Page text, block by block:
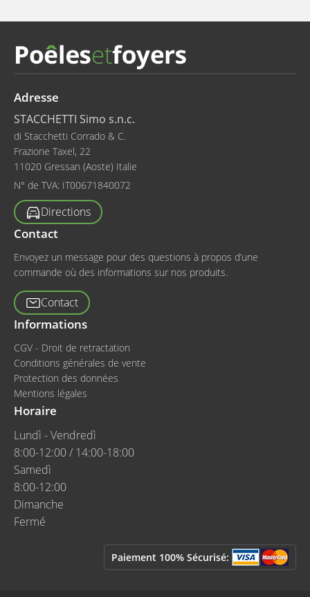
Adresse
STACCHETTI Simo s.n.c.
di Stacchetti Corrado & C.
Frazione Taxel, 22
11020 Gressan (Aoste) Italie
N° de TVA: IT00671840072
Directions
Contact
Envoyez un message pour des questions à propos d’une
commande où des informations sur nos produits.
Contact
Informations
CGV - Droit de retractation
Conditions générales de vente
Protection des données
Mentions légales
Horaire
Lundì - Vendredì
8:00-12:00 / 14:00-18:00
Samedì
8:00-12:00
Dimanche
Fermé
Paiement 100% Sécurisé: